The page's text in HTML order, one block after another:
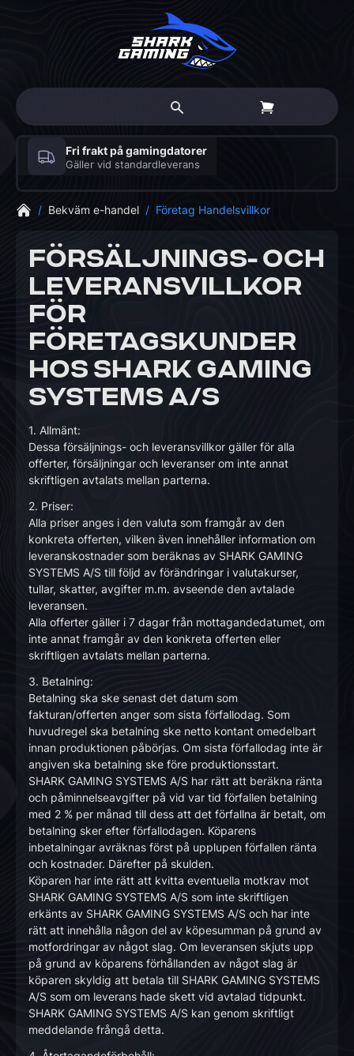
Fri frakt på gamingdatorer
Gäller vid standardleverans
/ Bekväm e-handel / Företag Handelsvillkor
FÖRSÄLJNINGS- OCH
LEVERANSVILLKOR
FÖR
FÖRETAGSKUNDER
HOS SHARK GAMING
SYSTEMS A/S
1. Allmänt:
Dessa försäljnings- och leveransvillkor gäller för alla
offerter, försäljningar och leveranser om inte annat
skriftligen avtalats mellan parterna.
2. Priser:
Alla priser anges i den valuta som framgår av den
konkreta offerten, vilken även innehåller information om
leveranskostnader som beräknas av SHARK GAMING
SYSTEMS A/S till följd av förändringar i valutakurser,
tullar, skatter, avgifter m.m. avseende den avtalade
leveransen.
Alla offerter gäller i 7 dagar från mottagandedatumet, om
inte annat framgår av den konkreta offerten eller
skriftligen avtalats mellan parterna.
3. Betalning:
Betalning ska ske senast det datum som
fakturan/offerten anger som sista förfallodag. Som
huvudregel ska betalning ske netto kontant omedelbart
innan produktionen påbörjas. Om sista förfallodag inte är
angiven ska betalning ske före produktionsstart.
SHARK GAMING SYSTEMS A/S har rätt att beräkna ränta
och påminnelseavgifter på vid var tid förfallen betalning
med 2 % per månad till dess att det förfallna är betalt, om
betalning sker efter förfallodagen. Köparens
inbetalningar avräknas först på upplupen förfallen ränta
och kostnader. Därefter på skulden.
Köparen har inte rätt att kvitta eventuella motkrav mot
SHARK GAMING SYSTEMS A/S som inte skriftligen
erkänts av SHARK GAMING SYSTEMS A/S och har inte
rätt att innehålla någon del av köpesumman på grund av
motfordringar av något slag. Om leveransen skjuts upp
på grund av köparens förhållanden av något slag är
köparen skyldig att betala till SHARK GAMING SYSTEMS
A/S som om leverans hade skett vid avtalad tidpunkt.
SHARK GAMING SYSTEMS A/S kan genom skriftligt
meddelande frångå detta.